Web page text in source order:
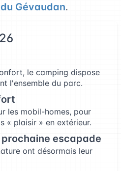
Gévaudan.
le camping dispose
l'ensemble du parc.
les mobil-homes, pour
« plaisir » en extérieur.
escapade
ont désormais leur